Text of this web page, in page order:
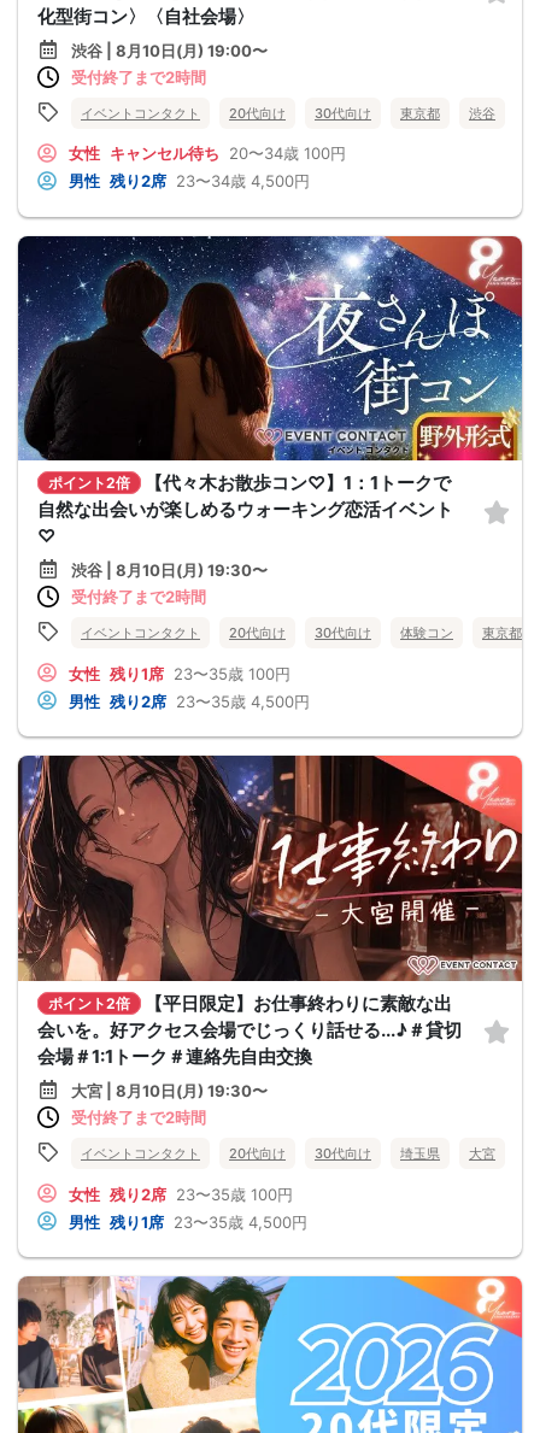
化型街コン〉〈自社会場〉
渋谷 | 8月10日(月) 19:00〜
受付終了まで2時間
イベントコンタクト 20代向け 30代向け 東京都 渋谷
女性 キャンセル待ち 20〜34歳 100円
男性 残り2席 23〜34歳 4,500円
ポイント2倍
【代々木お散歩コン♡】1：1トークで
自然な出会いが楽しめるウォーキング恋活イベント
♡
渋谷 | 8月10日(月) 19:30〜
受付終了まで2時間
イベントコンタクト 20代向け 30代向け 体験コン 東京都
女性 残り1席 23〜35歳 100円
男性 残り2席 23〜35歳 4,500円
ポイント2倍
【平日限定】お仕事終わりに素敵な出
会いを。好アクセス会場でじっくり話せる...♪＃貸切
会場＃1:1トーク＃連絡先自由交換
大宮 | 8月10日(月) 19:30〜
受付終了まで2時間
イベントコンタクト 20代向け 30代向け 埼玉県 大宮
女性 残り2席 23〜35歳 100円
男性 残り1席 23〜35歳 4,500円